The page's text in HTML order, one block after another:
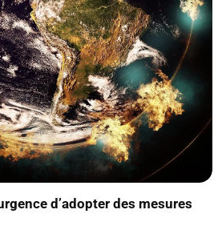
d’adopter des mesures